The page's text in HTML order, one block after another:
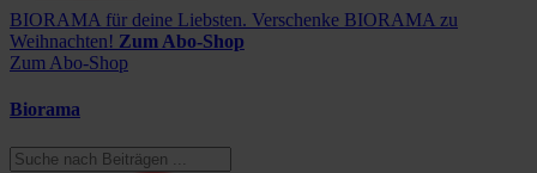
BIORAMA für deine Liebsten. Verschenke BIORAMA zu
Weihnachten! Zum Abo-Shop
Zum Abo-Shop
Biorama